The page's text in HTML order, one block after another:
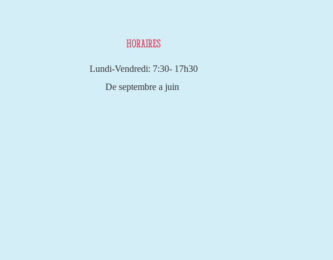
HORAIRES
Lundi-Vendredi: 7:30- 17h30
De septembre a juin